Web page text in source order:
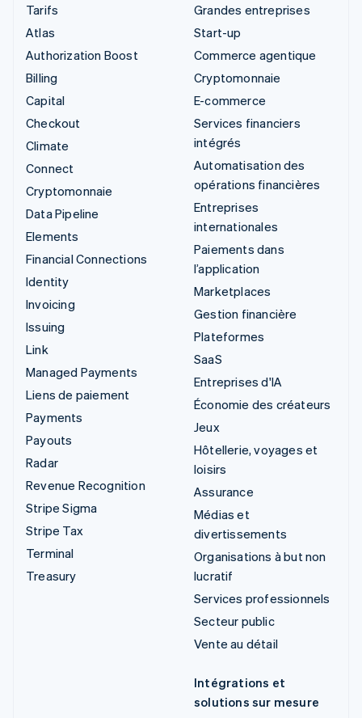
Tarifs
Atlas
Authorization Boost
Billing
Capital
Checkout
Climate
Connect
Cryptomonnaie
Data Pipeline
Elements
Financial Connections
Identity
Invoicing
Issuing
Link
Managed Payments
Liens de paiement
Payments
Payouts
Radar
Revenue Recognition
Stripe Sigma
Stripe Tax
Terminal
Treasury
Grandes entreprises
Start-up
Commerce agentique
Cryptomonnaie
E-commerce
Services financiers
intégrés
Automatisation des
opérations financières
Entreprises
internationales
Paiements dans
l’application
Marketplaces
Gestion financière
Plateformes
SaaS
Entreprises d'IA
Économie des créateurs
Jeux
Hôtellerie, voyages et
loisirs
Assurance
Médias et
divertissements
Organisations à but non
lucratif
Services professionnels
Secteur public
Vente au détail
Intégrations et
solutions sur mesure